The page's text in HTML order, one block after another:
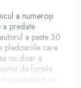
a numeroși
a predate
a peste 30
pledoariile care
nu doar a
de forțele
ca